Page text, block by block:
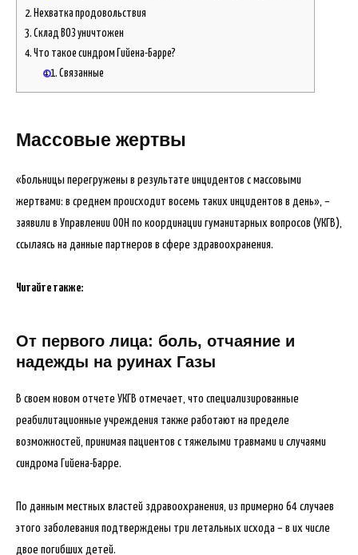
2. Нехватка продовольствия
3. Склад ВОЗ уничтожен
4. Что такое синдром Гийена-Барре?
4.1. Связанные
Массовые жертвы
«Больницы перегружены в результате инцидентов с массовыми
жертвами: в среднем происходит восемь таких инцидентов в день», –
заявили в Управлении ООН по координации гуманитарных вопросов (УКГВ),
ссылаясь на данные партнеров в сфере здравоохранения.
Читайте также:
От первого лица: боль, отчаяние и
надежды на руинах Газы
В своем новом отчете УКГВ отмечает, что специализированные
реабилитационные учреждения также работают на пределе
возможностей, принимая пациентов с тяжелыми травмами и случаями
синдрома Гийена-Барре.
По данным местных властей здравоохранения, из примерно 64 случаев
этого заболевания подтверждены три летальных исхода – в их числе
двое погибших детей.